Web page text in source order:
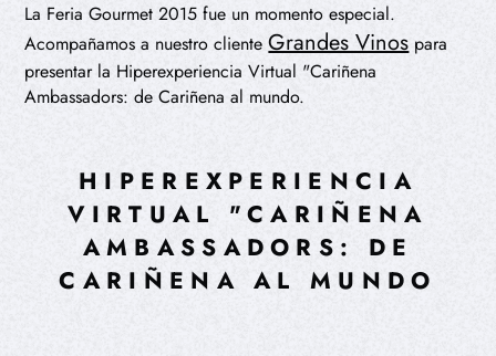
La Feria Gourmet 2015 fue un momento especial.
Acompañamos a nuestro clienteGrandes Vinos para
presentar la Hiperexperiencia Virtual "Cariñena
Ambassadors: de Cariñena al mundo.
HIPEREXPERIENCIA
VIRTUAL "CARIÑENA
AMBASSADORS: DE
CARIÑENA AL MUNDO